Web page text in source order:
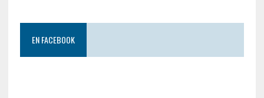
EN FACEBOOK